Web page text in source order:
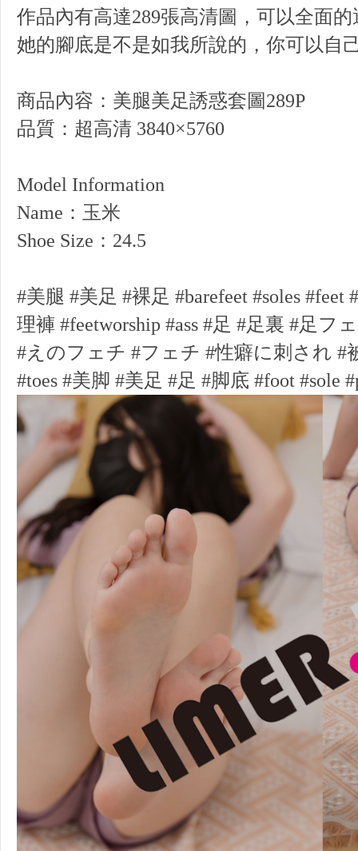
作品內有高達289張高清圖，可以全面
她的腳底是不是如我所說的，你可以自
商品內容：美腿美足誘惑套圖289P
品質：超高清 3840×5760
Model Information
Name：玉米
Shoe Size：24.5
#美腿 #美足 #裸足 #barefeet #soles
理褲 #feetworship #ass #足 #足裏 #足フ
#えのフェチ #フェチ #性癖に刺され #
#toes #美脚 #美足 #足 #脚底 #foot #sole